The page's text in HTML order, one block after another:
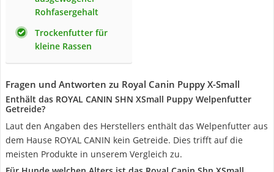
Rohfasergehalt
Trockenfutter für
kleine Rassen
Fragen und Antworten zu Royal Canin Puppy X-Small
Enthält das ROYAL CANIN SHN XSmall Puppy Welpenfutter
Getreide?
Laut den Angaben des Herstellers enthält das Welpenfutter aus
dem Hause ROYAL CANIN kein Getreide. Dies trifft auf die
meisten Produkte in unserem Vergleich zu.